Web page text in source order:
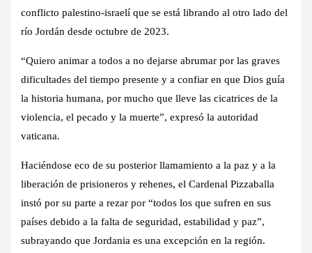
conflicto palestino-israelí que se está librando al otro lado del
río Jordán desde octubre de 2023.
“Quiero animar a todos a no dejarse abrumar por las graves
dificultades del tiempo presente y a confiar en que Dios guía
la historia humana, por mucho que lleve las cicatrices de la
violencia, el pecado y la muerte”, expresó la autoridad
vaticana.
Haciéndose eco de su posterior llamamiento a la paz y a la
liberación de prisioneros y rehenes, el Cardenal Pizzaballa
instó por su parte a rezar por “todos los que sufren en sus
países debido a la falta de seguridad, estabilidad y paz”,
subrayando que Jordania es una excepción en la región.